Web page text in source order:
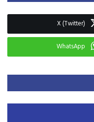
X (Twitter)
WhatsApp